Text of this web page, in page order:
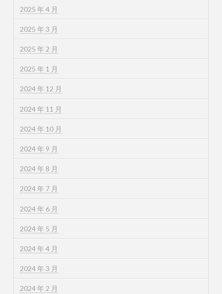
2025 年 4 月
2025 年 3 月
2025 年 2 月
2025 年 1 月
2024 年 12 月
2024 年 11 月
2024 年 10 月
2024 年 9 月
2024 年 8 月
2024 年 7 月
2024 年 6 月
2024 年 5 月
2024 年 4 月
2024 年 3 月
2024 年 2 月